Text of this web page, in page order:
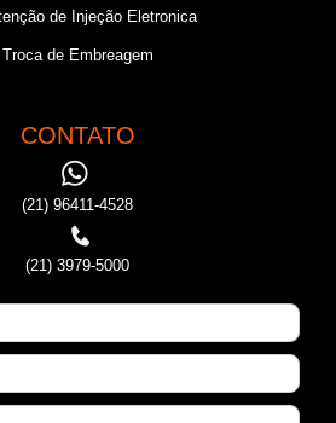
de Injeção Eletronica
Troca de Embreagem
CONTATO
(21) 96411-4528
(21) 3979-5000